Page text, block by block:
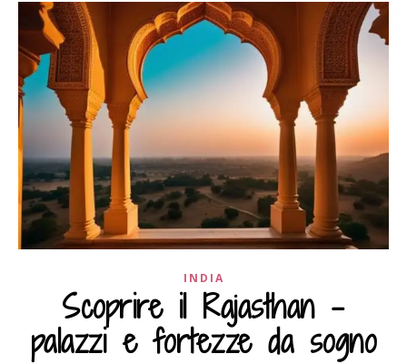
INDIA
Scoprire il Rajasthan –
palazzi e fortezze da sogno